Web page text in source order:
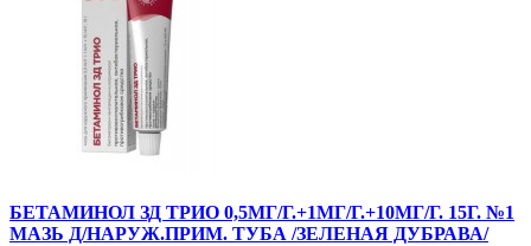
БЕТАМИНОЛ ЗД ТРИО 0,5МГ/Г.+1МГ/Г.+10МГ/Г. 15Г. №1
МАЗЬ Д/НАРУЖ.ПРИМ. ТУБА /ЗЕЛЕНАЯ ДУБРАВА/